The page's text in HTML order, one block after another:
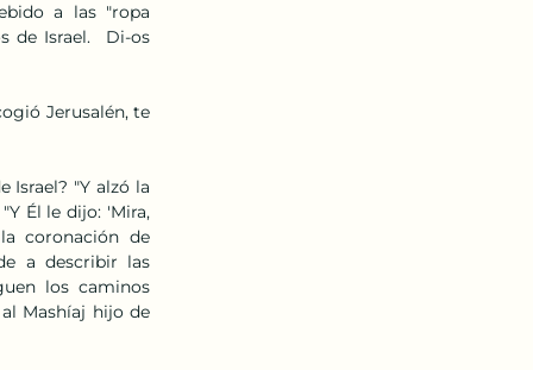
a  las "ropa
de Israel.  Di-os
Jerusalén, te
Israel? "Y alzó la
Él le dijo: 'Mira,
coronación  de
a describir las
los  caminos
Mashíaj hijo de